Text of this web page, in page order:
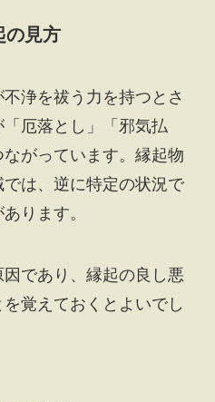
の見方
浄を祓う力を持つとさ
厄落とし」「邪気払
がっています。縁起物
は、逆に特定の状況で
ります。
であり、縁起の良し悪
覚えておくとよいでし